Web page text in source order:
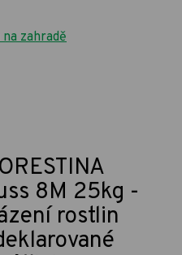
zahradě
8M 25kg -
rostlin